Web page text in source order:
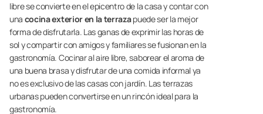
libre se convierte en el epicentro de la casa y contar con
una cocina exterior en la terrazapuede ser la mejor
forma de disfrutarla. Las ganas de exprimir las horas de
sol y compartir con amigos y familiares se fusionan en la
gastronomía. Cocinar al aire libre, saborear el aroma de
una buena brasa y disfrutar de una comida informal ya
no es exclusivo de las casas con jardín. Las terrazas
urbanas pueden convertirse en un rincón ideal para la
gastronomía.